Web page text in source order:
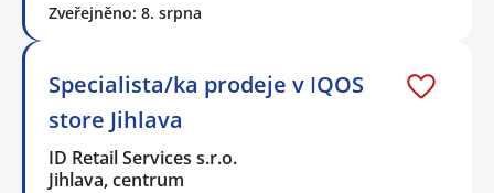
Zveřejněno: 8. srpna
Specialista/ka prodeje v IQOS
store Jihlava
ID Retail Services s.r.o.
Jihlava, centrum